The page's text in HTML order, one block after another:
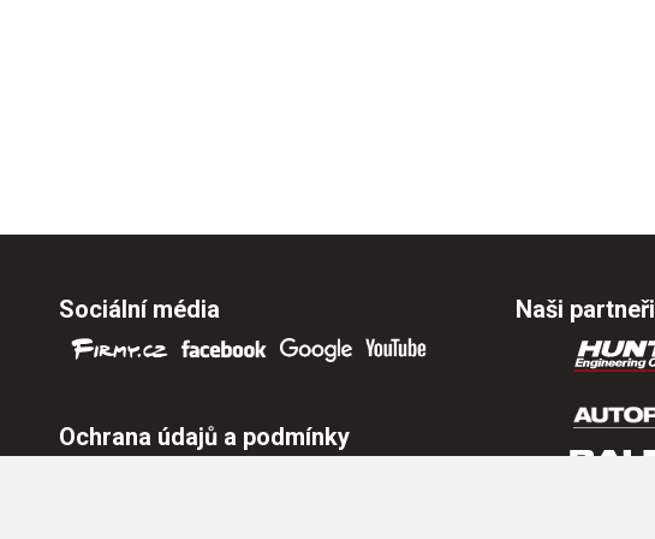
Sociální média
Ochrana údajů a podmínky
Naši partneři